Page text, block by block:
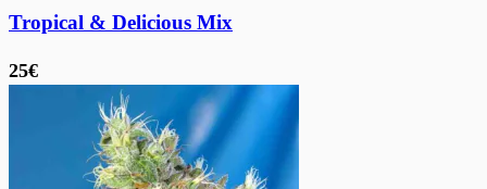
Tropical & Delicious Mix
25€